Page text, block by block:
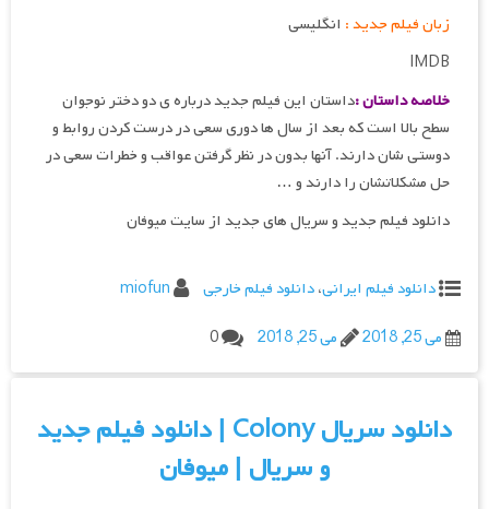
زبان فیلم جدید : انگلیسی
IMDB
خلاصه داستان :داستان این فیلم جدید درباره ی دو دختر نوجوان
سطح بالا است که بعد از سال ها دوری سعی در درست کردن روابط و
دوستی شان دارند. آنها بدون در نظر گرفتن عواقب و خطرات سعی در
حل مشکلاتشان را دارند و …
دانلود فیلم جدید و سریال های جدید از سایت میوفان
دانلود فیلم ایرانی،دانلود فیلم خارجی
miofun
می 25, 2018
می 25, 2018 0
دانلود سریال Colony | دانلود فیلم جدید
و سریال | میوفان